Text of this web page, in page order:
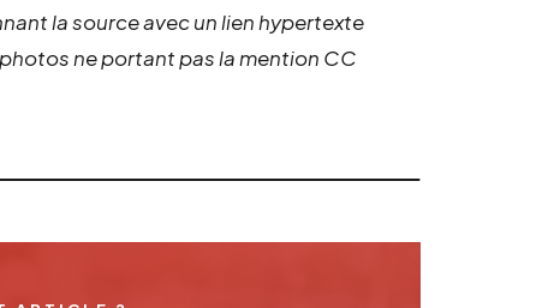
la source avec un lien hypertexte
ne portant pas la mention CC